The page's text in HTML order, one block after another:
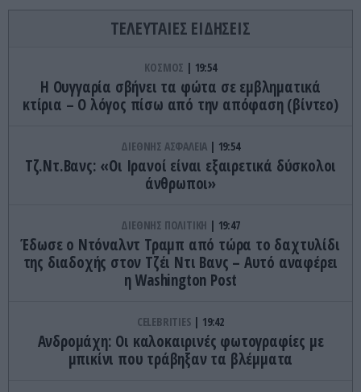
ΤΕΛΕΥΤΑΙΕΣ ΕΙΔΗΣΕΙΣ
ΚΟΣΜΟΣ 19:54
Η Ουγγαρία σβήνει τα φώτα σε εμβληματικά
κτίρια – Ο λόγος πίσω από την απόφαση (βίντεο)
ΔΙΕΘΝΗΣ ΑΣΦΑΛΕΙΑ 19:54
Τζ.Ντ.Βανς: «Οι Ιρανοί είναι εξαιρετικά δύσκολοι
άνθρωποι»
ΔΙΕΘΝΗΣ ΠΟΛΙΤΙΚΗ 19:47
Έδωσε ο Ντόναλντ Τραμπ από τώρα το δαχτυλίδι
της διαδοχής στον Τζέι Ντι Βανς – Αυτό αναφέρει
η Washington Post
CELEBRITIES 19:42
Ανδρομάχη: Οι καλοκαιρινές φωτογραφίες με
μπικίνι που τράβηξαν τα βλέμματα